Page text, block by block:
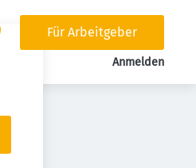
Für Arbeitgeber
Anmelden